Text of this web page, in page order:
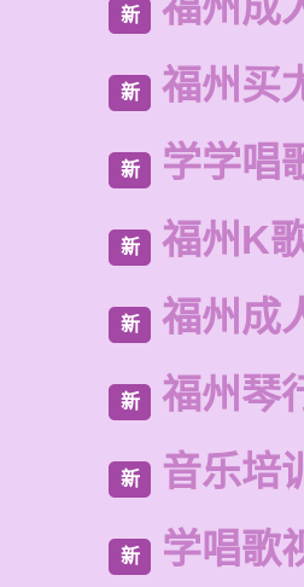
新
新 福州买
新 学学唱
新 福州K
新 福州成
新 福州琴
新 音乐培
新 学唱歌